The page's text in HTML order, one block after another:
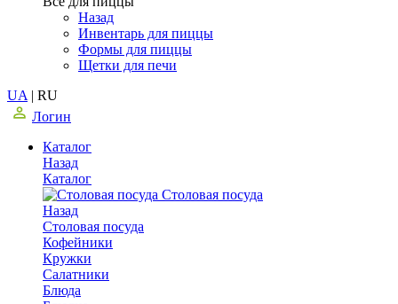
Назад
Инвентарь для пиццы
Формы для пиццы
Щетки для печи
UA | RU
Логин
Каталог
Назад
Каталог
Столовая посуда
Назад
Столовая посуда
Кофейники
Кружки
Салатники
Блюда